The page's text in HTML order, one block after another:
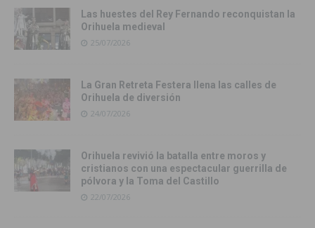
Las huestes del Rey Fernando reconquistan la
Orihuela medieval
25/07/2026
La Gran Retreta Festera llena las calles de
Orihuela de diversión
24/07/2026
Orihuela revivió la batalla entre moros y
cristianos con una espectacular guerrilla de
pólvora y la Toma del Castillo
22/07/2026